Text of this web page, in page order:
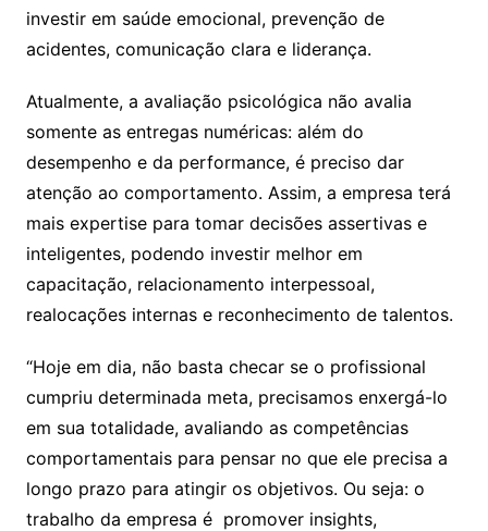
investir em saúde emocional, prevenção de
acidentes, comunicação clara e liderança.
Atualmente, a avaliação psicológica não avalia
somente as entregas numéricas: além do
desempenho e da performance, é preciso dar
atenção ao comportamento. Assim, a empresa terá
mais expertise para tomar decisões assertivas e
inteligentes, podendo investir melhor em
capacitação, relacionamento interpessoal,
realocações internas e reconhecimento de talentos.
“Hoje em dia, não basta checar se o profissional
cumpriu determinada meta, precisamos enxergá-lo
em sua totalidade, avaliando as competências
comportamentais para pensar no que ele precisa a
longo prazo para atingir os objetivos. Ou seja: o
trabalho da empresa é promover insights,